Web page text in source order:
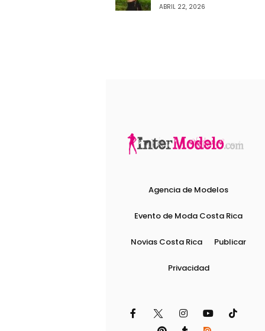
ABRIL 22, 2026
Agencia de Modelos
Evento de Moda Costa Rica
Novias Costa Rica Publicar
Privacidad